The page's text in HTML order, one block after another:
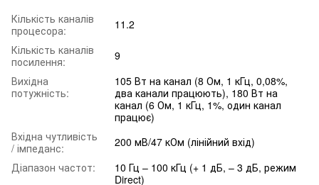
Кількість каналів
процесора:
11.2
Кількість каналів
посилення:
9
Вихідна
потужність:
105 Вт на канал (8 Ом, 1 кГц, 0,08%,
два канали працюють), 180 Вт на
канал (6 Ом, 1 кГц, 1%, один канал
працює)
Вхідна чутливість
/ імпеданс:
200 мВ/47 кОм (лінійний вхід)
Діапазон частот:
10 Гц – 100 кГц (+ 1 дБ, – 3 дБ, режим
Direct)